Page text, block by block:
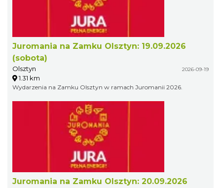
Juromania na Zamku Olsztyn: 19.09.2026
(sobota)
Olsztyn 2026-09-19
1.31 km
Wydarzenia na Zamku Olsztyn w ramach Juromanii 2026.
Juromania na Zamku Olsztyn: 20.09.2026